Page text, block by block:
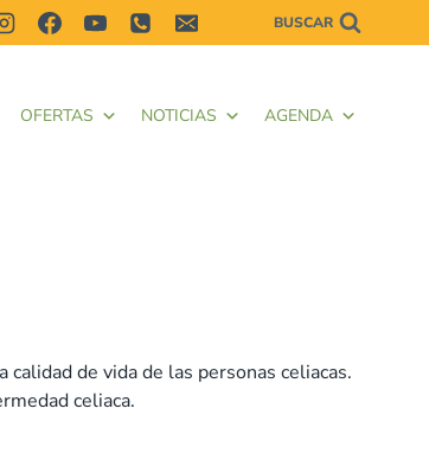
BUSCAR
OFERTAS NOTICIAS AGENDA
de vida de las personas celiacas.
celiaca.